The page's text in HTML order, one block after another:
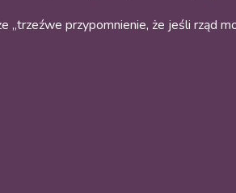
„trzeźwe przypomnienie, że jeśli rząd